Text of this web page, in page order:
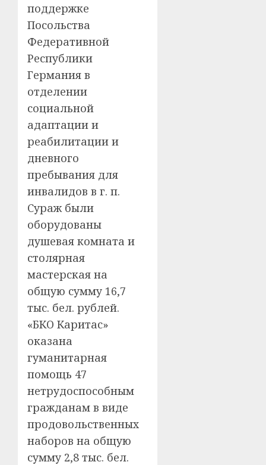
поддержке
Посольства
Федеративной
Республики
Германия в
отделении
социальной
адаптации и
реабилитации и
дневного
пребывания для
инвалидов в г. п.
Сураж были
оборудованы
душевая комната и
столярная
мастерская на
общую сумму 16,7
тыс. бел. рублей.
«БКО Каритас»
оказана
гуманитарная
помощь 47
нетрудоспособным
гражданам в виде
продовольственных
наборов на общую
сумму 2,8 тыс. бел.